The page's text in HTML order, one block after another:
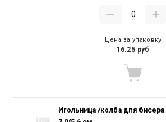
Цена за упаковку
16.25 руб
Игольница /колба для